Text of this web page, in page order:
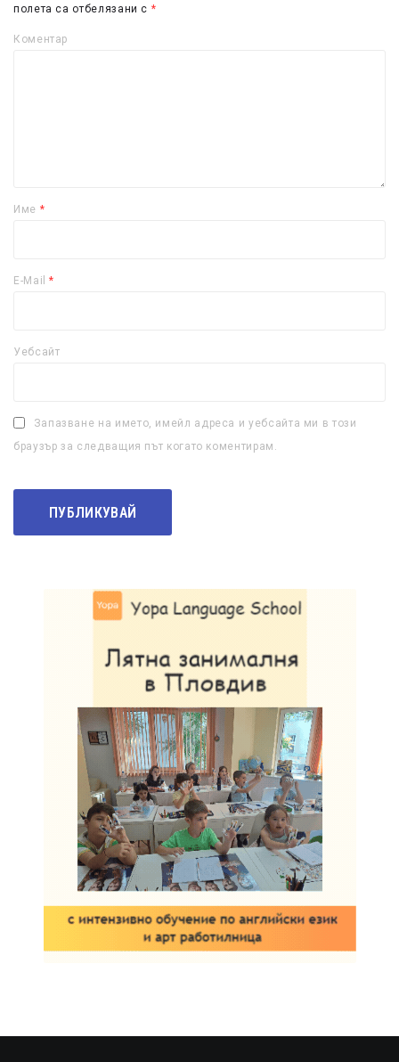
полета са отбелязани с *
Коментар
Име *
E-Mail*
Уебсайт
Запазване на името, имейл адреса и уебсайта ми в този
браузър за следващия път когато коментирам.